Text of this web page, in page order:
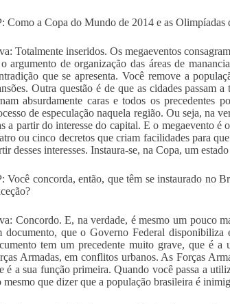
Como a Copa do Mundo de 2014 e as Olimpíadas
Totalmente inseridos. Os megaeventos
argumento de organização das áreas de
que se apresenta. Você remove a
Outra questão é de que as cidades
absurdamente caras e todos os precedentes
de especulação naquela região. Ou seja, na
a partir do interesse do capital. E o megaevento
ou cinco decretos que criam facilidades para
desses interesses. Instaura-se, na Copa, um
Você concorda, então, que têm se instaurado no
Concordo. E, na verdade, é mesmo um pouco
documento, que o Governo Federal
tem um precedente muito grave, que é a
Armadas, em conflitos urbanos. As Forças
é a sua função primeira. Quando você passa a
mesmo que dizer que a população brasileira é